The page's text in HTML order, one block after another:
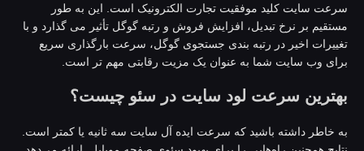
سایت کلید موفقیت تجارت الکترونیک است. این به طور
بر نرخ تبدیل، افزایش فروش و رتبه گوگل تأثیر می گذارد و با
اخیر در رتبه بندی جستجوی گوگل، سرعت بارگذاری سریع
وب سایت شما به عنوان یک مزیت رقابتی مهم تر است.
سرعت لود سایت در سئو چیست؟
خاطر داشته باشید که سرعت ایده آل سایت سه ثانیه یا کمتر است.